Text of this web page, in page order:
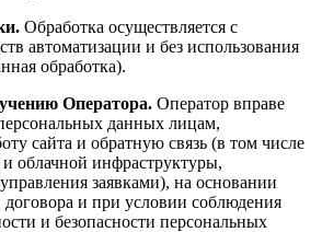
Обработка осуществляется с
автоматизации и без использования
обработка).
Оператора. Оператор вправе
данных лицам,
сайта и обратную связь (в том числе
облачной инфраструктуры,
заявками), на основании
и при условии соблюдения
и безопасности персональных